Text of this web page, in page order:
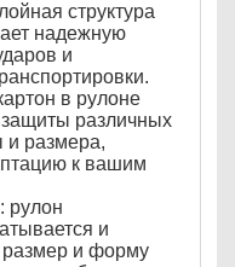
структура
надежную
и
в рулоне
защиты различных
размера,
к вашим
рулон
и
размер и форму